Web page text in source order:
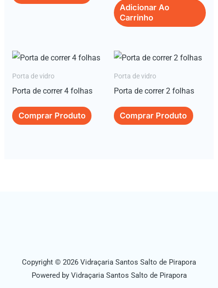
Adicionar Ao
Carrinho
Porta de vidro
Porta de correr 4 folhas
Comprar Produto
Porta de vidro
Porta de correr 2 folhas
Comprar Produto
Copyright © 2026 Vidraçaria Santos Salto de Pirapora
Powered by Vidraçaria Santos Salto de Pirapora